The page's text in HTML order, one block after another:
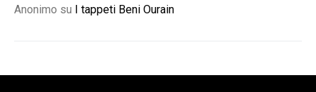
Anonimo su I tappeti Beni Ourain